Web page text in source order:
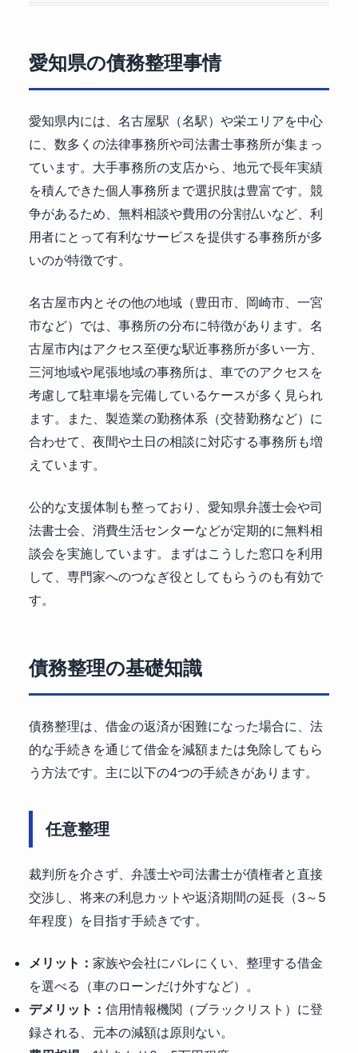
愛知県の債務整理事情
愛知県内には、名古屋駅（名駅）や栄エリアを中心
に、数多くの法律事務所や司法書士事務所が集まっ
ています。大手事務所の支店から、地元で長年実績
を積んできた個人事務所まで選択肢は豊富です。競
争があるため、無料相談や費用の分割払いなど、利
用者にとって有利なサービスを提供する事務所が多
いのが特徴です。
名古屋市内とその他の地域（豊田市、岡崎市、一宮
市など）では、事務所の分布に特徴があります。名
古屋市内はアクセス至便な駅近事務所が多い一方、
三河地域や尾張地域の事務所は、車でのアクセスを
考慮して駐車場を完備しているケースが多く見られ
ます。また、製造業の勤務体系（交替勤務など）に
合わせて、夜間や土日の相談に対応する事務所も増
えています。
公的な支援体制も整っており、愛知県弁護士会や司
法書士会、消費生活センターなどが定期的に無料相
談会を実施しています。まずはこうした窓口を利用
して、専門家へのつなぎ役としてもらうのも有効で
す。
債務整理の基礎知識
債務整理は、借金の返済が困難になった場合に、法
的な手続きを通じて借金を減額または免除してもら
う方法です。主に以下の4つの手続きがあります。
任意整理
裁判所を介さず、弁護士や司法書士が債権者と直接
交渉し、将来の利息カットや返済期間の延長（3～5
年程度）を目指す手続きです。
メリット： 家族や会社にバレにくい、整理する借金
を選べる（車のローンだけ外すなど）。
デメリット： 信用情報機関（ブラックリスト）に登
録される、元本の減額は原則ない。